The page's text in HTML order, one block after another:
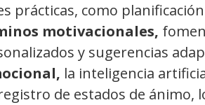
prácticas, como
motivacionales,
y sugerencias
la inteligencia
de estados de ánimo,